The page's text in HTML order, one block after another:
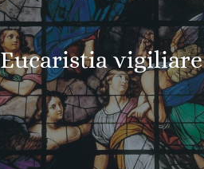
Eucaristia vigiliare